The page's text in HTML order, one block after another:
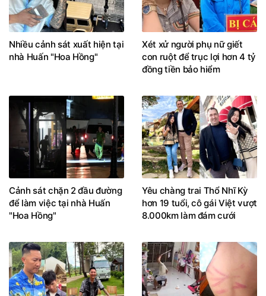
Nhiều cảnh sát xuất hiện tại
nhà Huấn "Hoa Hồng"
Xét xử người phụ nữ giết
con ruột để trục lợi hơn 4 tỷ
đồng tiền bảo hiểm
Cảnh sát chặn 2 đầu đường
để làm việc tại nhà Huấn
"Hoa Hồng"
Yêu chàng trai Thổ Nhĩ Kỳ
hơn 19 tuổi, cô gái Việt vượt
8.000km làm đám cưới